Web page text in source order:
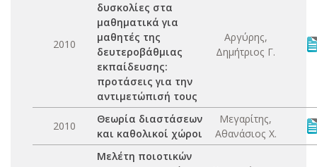
2010
δυσκολίες στα
μαθηματικά για
μαθητές της
δευτεροβάθμιας
εκπαίδευσης:
προτάσεις για την
αντιμετώπισή τους
Αργύρης,
Δημήτριος Γ.
2010
Θεωρία διαστάσεων
και καθολικοί χώροι
Μεγαρίτης,
Αθανάσιος Χ.
Μελέτη ποιοτικών